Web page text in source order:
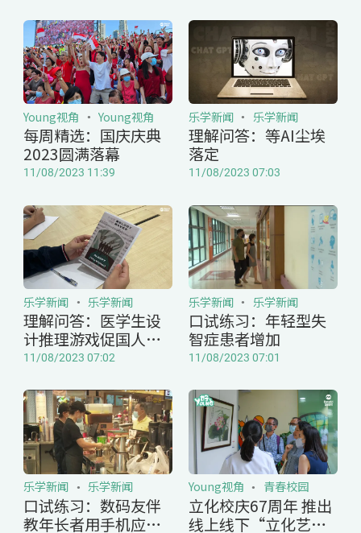
每周精选：国庆庆典
2023圆满落幕
Young视角 Young视角
11/08/2023 11:39
理解问答：等AI尘埃
落定
乐学新闻 乐学新闻
11/08/2023 07:03
理解问答：医学生设
计推理游戏促国人居
安思危
乐学新闻 乐学新闻
11/08/2023 07:02
口试练习：年轻型失
智症患者增加
乐学新闻 乐学新闻
11/08/2023 07:01
口试练习：数码友伴
教年长者用手机应用
乐学新闻 乐学新闻
立化校庆67周年 推出
线上线下“立化艺
Young视角 青春校园